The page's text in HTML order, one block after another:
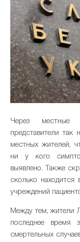
Через местные
представители так
местных жителей,
ни у кого
выявлено. Также
сколько находится
учреждений
Между тем, жители
последнее время
смертельных